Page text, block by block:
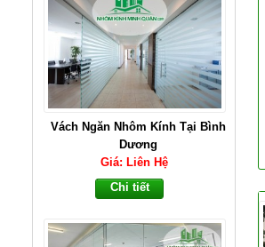
Vách Ngăn Nhôm Kính Tại Bình
Dương
Giá: Liên Hệ
Chi tiết